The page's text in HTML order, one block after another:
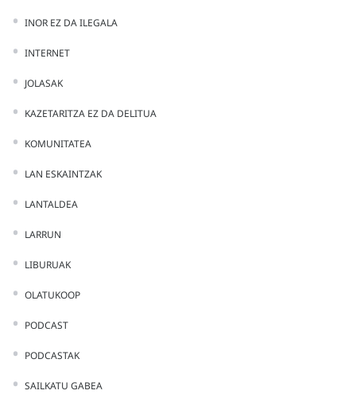
INOR EZ DA ILEGALA
INTERNET
JOLASAK
KAZETARITZA EZ DA DELITUA
KOMUNITATEA
LAN ESKAINTZAK
LANTALDEA
LARRUN
LIBURUAK
OLATUKOOP
PODCAST
PODCASTAK
SAILKATU GABEA